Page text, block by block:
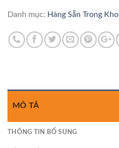
Danh mục: Hàng Sẵn Trong Kho
MÔ TẢ
THÔNG TIN BỔ SUNG